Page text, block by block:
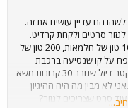
הם עדיין עושים את זה.
סרטים ולקחת קרדיט.
לדעתי הקו הזה לירושלים הוא מחדל, 100 טון של חלמאות, 200 טון של
שהלכו לפח על קו שנסיעה ברכבת
נוסעים עליו היא יותר איתי מנסיעה על קטר דיזל שגורר 30 קרונות משא
לא מבין מה היה ההיגיון
סרט שצריכים לגזור?